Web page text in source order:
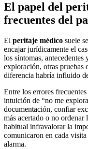
El papel del
frecuentes del
El peritaje médico suele
encajar jurídicamente el
los síntomas,
exploración, otras pruebas
diferencia habría influido
Entre los errores
intuición de “no me
documentación, confiar
más acertado o no ordenar
habitual infravalorar la
comunicaron en cada
alarma.